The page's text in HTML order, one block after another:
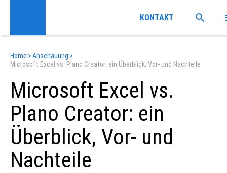
Home >Anschauung >
Microsoft Excel vs. Plano Creator: ein Überblick, Vor- und Nachteile
Microsoft Excel vs.
Plano Creator: ein
Überblick, Vor- und
Nachteile
KONTAKT